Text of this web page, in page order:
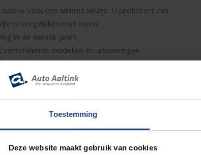
Toestemming
Deze website maakt gebruik van cookies
is vaak een slimme keuze. U profiteert van:
vergeleken met nieuw
in de eerste jaren
verschillende modellen en uitvoeringen
zonder lange levertijden
uit Rijssen bieden wij maatwerk. Of u nu een KIA
in Rijssen
CarSelexy-dealer. Dat betekent dat u bij ons ook